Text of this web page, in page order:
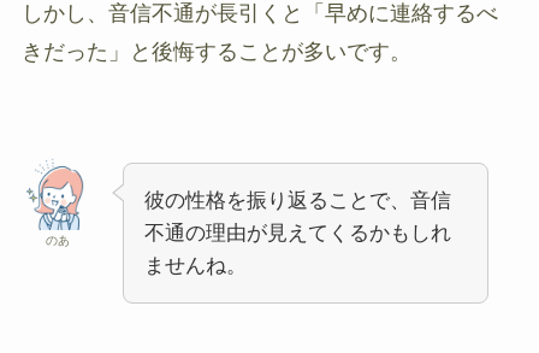
しかし、音信不通が長引くと「早めに連絡するべ
きだった」と後悔することが多いです。
のあ
彼の性格を振り返ることで、音信
不通の理由が見えてくるかもしれ
ませんね。